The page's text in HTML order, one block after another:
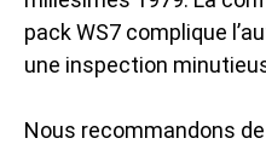
pack WS7 complique
une inspection
Nous recommandons